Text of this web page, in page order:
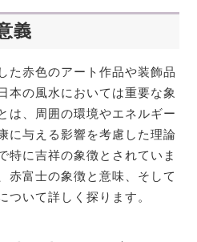
義
た赤色のアート作品や装飾品
本の風水においては重要な象
は、周囲の環境やエネルギー
に与える影響を考慮した理論
特に吉祥の象徴とされていま
赤富士の象徴と意味、そして
ついて詳しく探ります。